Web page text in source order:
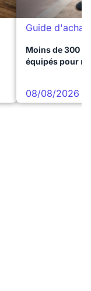
Guide d'achat
Moins de 300 €
équipés pour
08/08/2026